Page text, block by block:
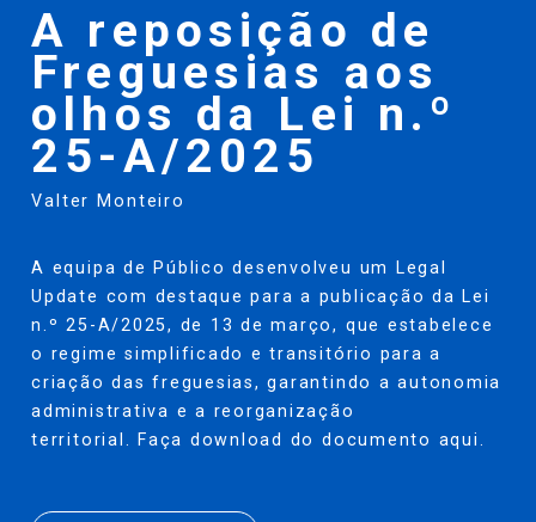
A reposição de
Freguesias aos
olhos da Lei n.º
25-A/2025
Valter Monteiro
A equipa de Público desenvolveu um Legal
Update com destaque para a publicação da Lei
n.º 25-A/2025, de 13 de março, que estabelece
o regime simplificado e transitório para a
criação das freguesias, garantindo a autonomia
administrativa e a reorganização
territorial. Faça download do documento aqui